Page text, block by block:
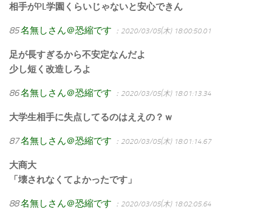
相手がPL学園くらいじゃないと安心できん
85名無しさん＠恐縮です ：2020/03/05(木) 18:00:50.01
足が長すぎるから不安定なんだよ
少し短く改造しろよ
86名無しさん＠恐縮です ：2020/03/05(木) 18:01:13.34
大学生相手に失点してるのはええの？ｗ
87名無しさん＠恐縮です ：2020/03/05(木) 18:01:14.67
大商大
「壊されなくてよかったです」
88名無しさん＠恐縮です ：2020/03/05(木) 18:02:05.64